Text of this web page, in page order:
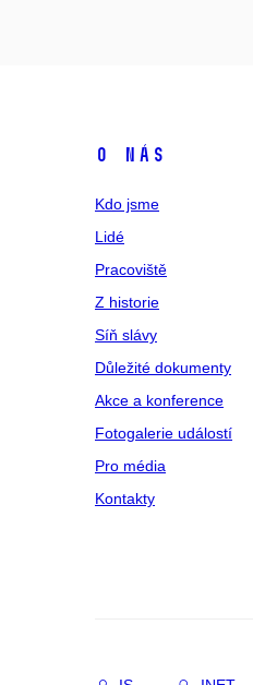
O NÁS
Kdo jsme
Lidé
Pracoviště
Z historie
Síň slávy
Důležité dokumenty
Akce a konference
Fotogalerie událostí
Pro média
Kontakty